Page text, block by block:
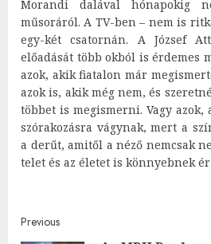
Morandi dalával hónapokig
műsoráról. A TV-ben – nem is
egy-két csatornán. A József
előadását több okból is érdemes
azok, akik fiatalon már
azok is, akik még nem, és
többet is megismerni. Vagy azok,
szórakozásra vágynak, mert a
a derűt, amitől a néző nemcsak
telet és az életet is könnyebnek
Post
Previous